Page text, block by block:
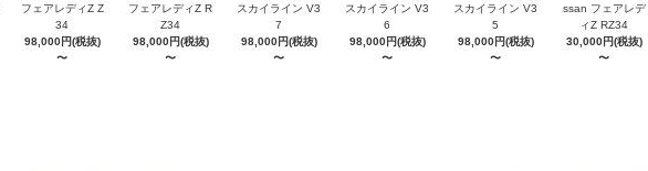
フェアレディZ Z
34
98,000円(税抜)
〜
フェアレディZ R
Z34
98,000円(税抜)
〜
スカイライン V3
7
98,000円(税抜)
〜
スカイライン V3
6
98,000円(税抜)
〜
スカイライン V3
5
98,000円(税抜)
〜
ssan フェアレデ
ィZ RZ34
30,000円(税抜)
〜